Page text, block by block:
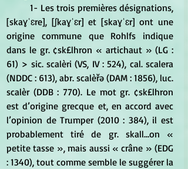
	1- Les trois premières désignations,
[skaɣˈɛre], [ʃkaɣˈɛr] et [skaɣˈɛr] ont une
origine commune que Rohlfs indique
dans le gr. ¢sk£lhron « artichaut » (LG :
61) > sic. scalèri (VS, IV : 524), cal. scalera
(NDDC : 613), abr. scalèřə (DAM : 1856), luc.
scalèr (DDB : 770). Le mot gr. ¢sk£lhron
est d’origine grecque et, en accord avec
l’opinion de Trumper (2010 : 384), il est
probablement tiré de gr. skall…on «
petite tasse », mais aussi « crâne » (EDG
: 1340), tout comme semble le suggérer la